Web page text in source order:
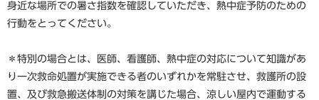
身近な場所での暑さ指数を確認していただき、熱中症予防のための
行動をとってください。
＊特別の場合とは、医師、看護師、熱中症の対応について知識があ
り一次救命処置が実施できる者のいずれかを常駐させ、救護所の設
置、及び救急搬送体制の対策を講じた場合、涼しい屋内で運動する